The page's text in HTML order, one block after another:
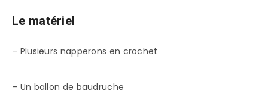
Le matériel
– Plusieurs napperons en crochet
– Un ballon de baudruche